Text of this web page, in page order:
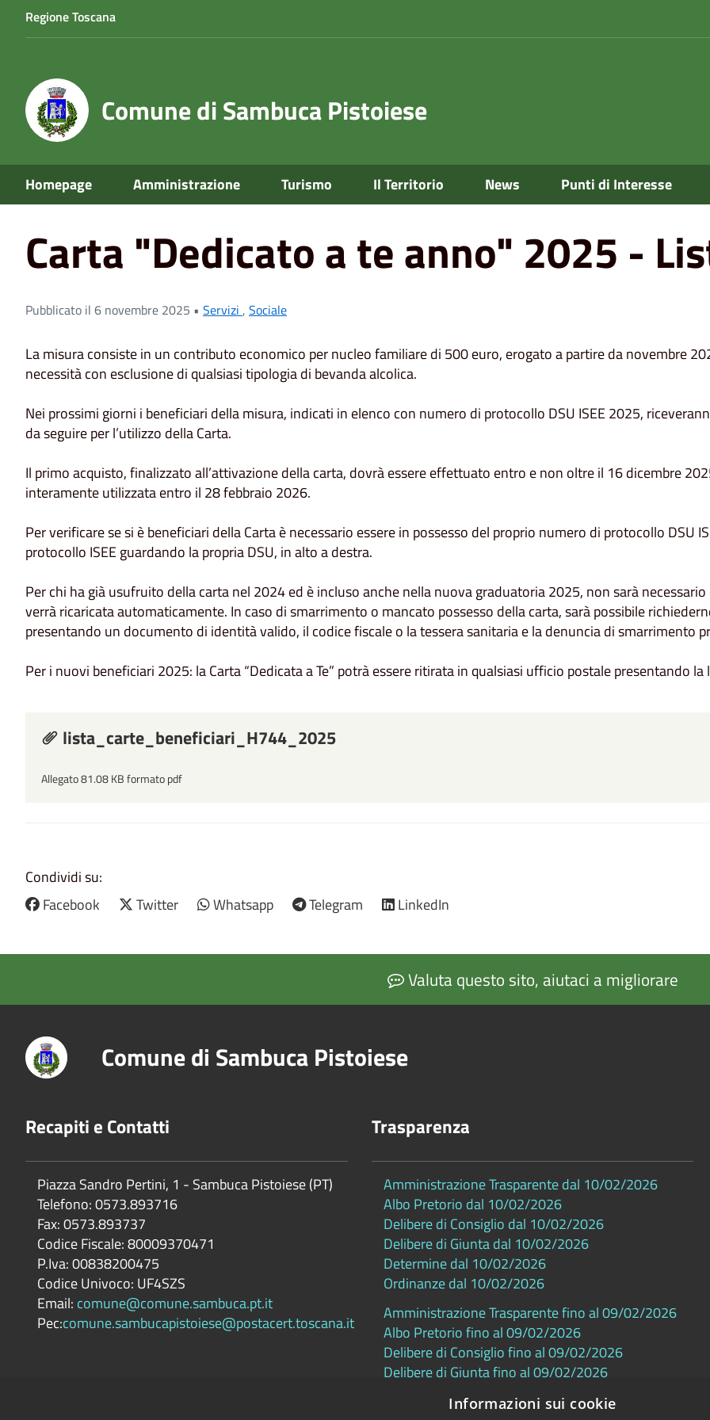
Regione Toscana
Comune di Sambuca Pistoiese
Homepage Amministrazione Turismo Il Territorio News Punti di Interesse
Home News Carta "Dedicato a te anno" 2025 - Lista Beneficiari
Carta "Dedicato a te anno" 2025 -
Pubblicato il 6 novembre 2025 • Servizi , Sociale
La misura consiste in un contributo economico per nucleo familiare di 500 euro, erogato a partire da novembre
necessità con esclusione di qualsiasi tipologia di bevanda alcolica.
Nei prossimi giorni i beneficiari della misura, indicati in elenco con numero di protocollo DSU ISEE 2025,
da seguire per l’utilizzo della Carta.
Il primo acquisto, finalizzato all’attivazione della carta, dovrà essere effettuato entro e non oltre il 16 dicembre
interamente utilizzata entro il 28 febbraio 2026.
Per verificare se si è beneficiari della Carta è necessario essere in possesso del proprio numero di protocollo DSU
protocollo ISEE guardando la propria DSU, in alto a destra.
Per chi ha già usufruito della carta nel 2024 ed è incluso anche nella nuova graduatoria 2025, non sarà necessario
verrà ricaricata automaticamente. In caso di smarrimento o mancato possesso della carta, sarà possibile
presentando un documento di identità valido, il codice fiscale o la tessera sanitaria e la denuncia di smarrimento
Per i nuovi beneficiari 2025: la Carta “Dedicata a Te” potrà essere ritirata in qualsiasi ufficio postale presentando
lista_carte_beneficiari_H744_2025
Allegato 81.08 KB formato pdf
Condividi su:
Facebook
Twitter Whatsapp Telegram LinkedIn
Valuta questo sito, aiutaci a migliorare
Comune di Sambuca Pistoiese
Recapiti e Contatti
Piazza Sandro Pertini, 1 - Sambuca Pistoiese (PT)
Telefono: 0573.893716
Fax: 0573.893737
Codice Fiscale: 80009370471
P.Iva: 00838200475
Codice Univoco: UF4SZS
Email: comune@comune.sambuca.pt.it
Pec:comune.sambucapistoiese@postacert.toscana.it
Trasparenza
Amministrazione Trasparente dal 10/02/2026
Albo Pretorio dal 10/02/2026
Delibere di Consiglio dal 10/02/2026
Delibere di Giunta dal 10/02/2026
Determine dal 10/02/2026
Ordinanze dal 10/02/2026
Amministrazione Trasparente fino al 09/02/2026
Albo Pretorio fino al 09/02/2026
Delibere di Consiglio fino al 09/02/2026
Delibere di Giunta fino al 09/02/2026
Ordinanze fino al 09/02/2026
Informazioni sui cookie